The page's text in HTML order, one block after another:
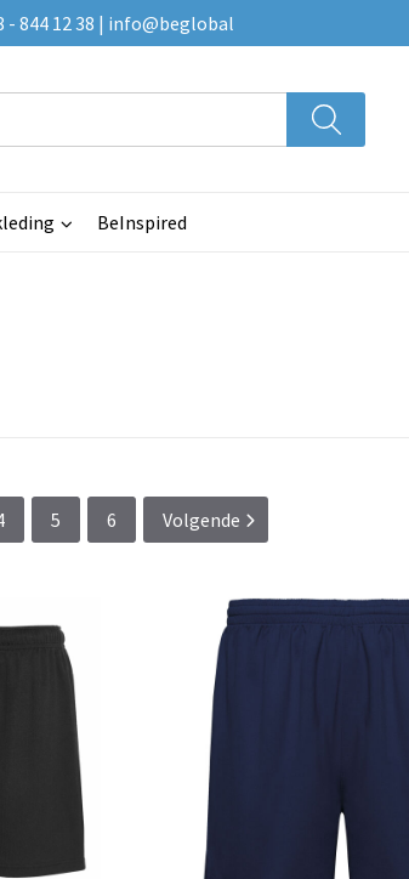
844 12 38 | info@beglobal
BeInspired
5 6 Volgende